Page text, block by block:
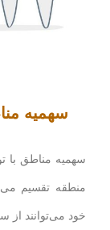
سهمیه
سهمیه مناطق با
منطقه تقسیم
خود می‌توانند از